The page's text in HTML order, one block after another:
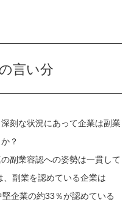
言い分
刻な状況にあって企業は副業
？
副業容認への姿勢は一貫して
副業を認めている企業は
企業の約33％が認めている